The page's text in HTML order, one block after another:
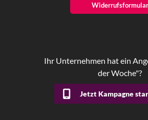
Widerrufsformular
Ihr Unternehmen hat ein
der Woche"?
Jetzt Kampagne